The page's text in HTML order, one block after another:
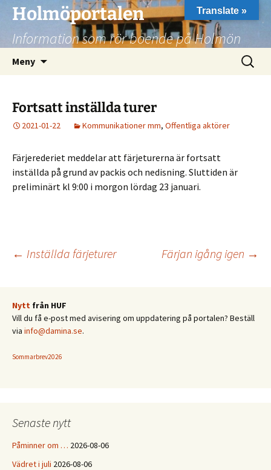
Hoppa
innehåll
Holmöportalen
Information som rör boende på Holmön
Meny
Sök
efter:
Fortsatt inställda turer
2021-01-22 Kommunikationer mm, Offentliga aktörer
Färjerederiet meddelar att färjeturerna är fortsatt
inställda på grund av packis och nedisning. Sluttiden är
preliminärt kl 9:00 i morgon lördag 23 januari.
Inläggsnavigering
← Inställda färjeturer Färjan igång igen →
Nytt från HUF
Vill du få e-post med avisering om uppdatering på portalen? Beställ
via info@damina.se.
Sommarbrev2026
Senaste nytt
Påminner om … 2026-08-06
Vädret i juli 2026-08-06
Translate »